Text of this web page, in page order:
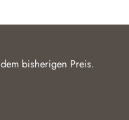
bisherigen Preis.